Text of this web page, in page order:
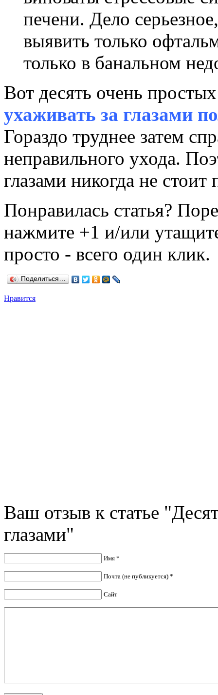
печени. Дело
выявить только
только в банальном
Вот десять очень
ухаживать за глазами
Гораздо труднее затем
неправильного ухода.
глазами никогда не стоит
Понравилась статья?
нажмите +1 и/или
просто - всего один клик.
Поделиться…
Нравится
Ваш отзыв к статье
глазами"
Имя *
Почта (не публикуется) *
Сайт